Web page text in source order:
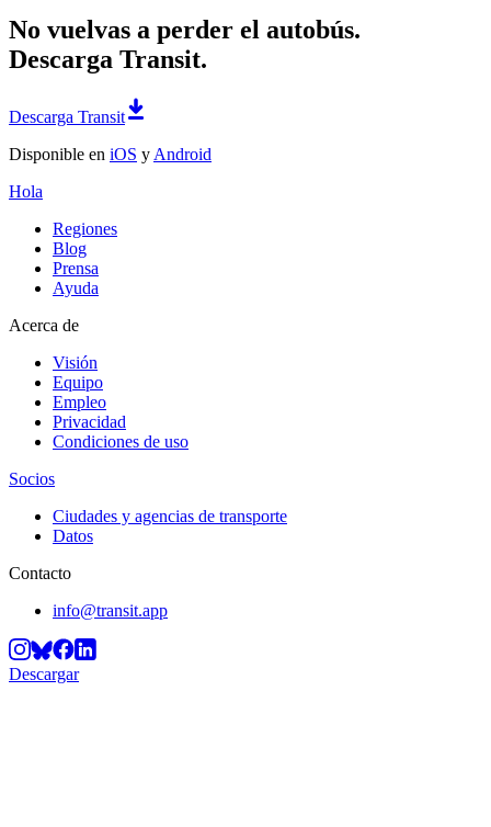
No vuelvas a perder el autobús.
Descarga Transit.
Descarga Transit
Disponible en iOS y Android
Hola
Regiones
Blog
Prensa
Ayuda
Acerca de
Visión
Equipo
Empleo
Privacidad
Condiciones de uso
Socios
Ciudades y agencias de transporte
Datos
Contacto
info@transit.app
Descargar